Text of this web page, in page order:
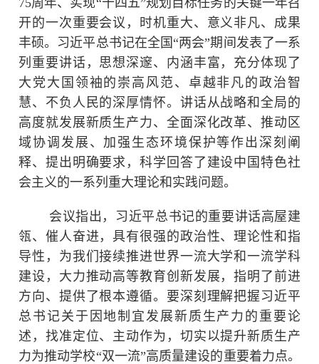
开的一次重要会议，时机重大、意义非凡、成果
丰硕。习近平总书记在全国“两会”期间发表了一系
列重要讲话，思想深邃、内涵丰富，充分体现了
大党大国领袖的崇高风范、卓越非凡的政治智
慧、不负人民的深厚情怀。讲话从战略和全局的
高度就发展新质生产力、全面深化改革、推动区
域协调发展、加强生态环境保护等作出深刻阐
释、提出明确要求，科学回答了建设中国特色社
会主义的一系列重大理论和实践问题。
会议指出，习近平总书记的重要讲话高屋建
瓴、催人奋进，具有很强的政治性、理论性和指
导性，为我们接续推进世界一流大学和一流学科
建设，大力推动高等教育创新发展，指明了前进
方向、提供了根本遵循。要深刻理解把握习近平
总书记关于因地制宜发展新质生产力的重要论
述，找准定位、主动作为，切实以提升新质生产
力为推动学校“双一流”高质量建设的重要着力点。